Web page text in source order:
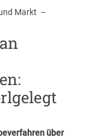
Markt
über